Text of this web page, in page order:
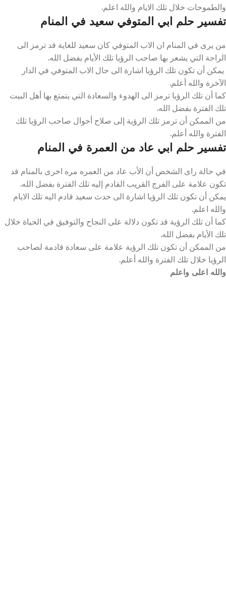
والطموحات خلال تلك الايام والله اعلم.
تفسير حلم ابي المتوفي سعيد في المنام
من يرى في المنام ان الاب المتوفي كان سعيد للغاية قد ترمز الى
الراحة التي يشعر بها صاحب الرؤيا تلك الأيام بفضل الله.
يمكن أن تكون تلك الرؤيا اشارة الى حال الاب المتوفي في الدار
الآخرة والله أعلم.
كما أن تلك الرؤيا ترمز الى الهدوء والسعادة التي يتمتع بها أهل البيت
تلك الفترة بفضل الله.
من الممكن أن ترمز تلك الرؤية إلى صلاح أحوال صاحب الرؤيا تلك
الفترة والله أعلم.
تفسير حلم ابي عاد من العمرة في المنام
في حالة راى الشخص أن الأب عاد من العمره مره اخرى بالمنام قد
تكون علامة على الفرج القريب القادم إليه تلك الفترة بفضل الله.
يمكن أن تكون تلك الرؤيا اشارة الى حدث سعيد قادم اليه تلك الايام
والله اعلم.
كما أن تلك الرؤية قد تكون دلالة على النجاح والتوفيق في الحياة خلال
تلك الأيام بفضل الله.
من الممكن أن تكون تلك الرؤية علامة على سعادة قادمة لصاحب
الرؤيا خلال تلك الفترة والله أعلم.
والله اعلى واعلم